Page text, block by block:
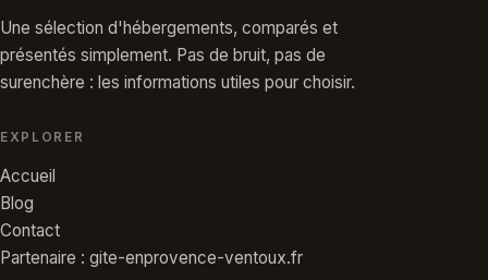
Une sélection d'hébergements, comparés et
présentés simplement. Pas de bruit, pas de
surenchère : les informations utiles pour choisir.
EXPLORER
Accueil
Blog
Contact
Partenaire : gite-enprovence-ventoux.fr